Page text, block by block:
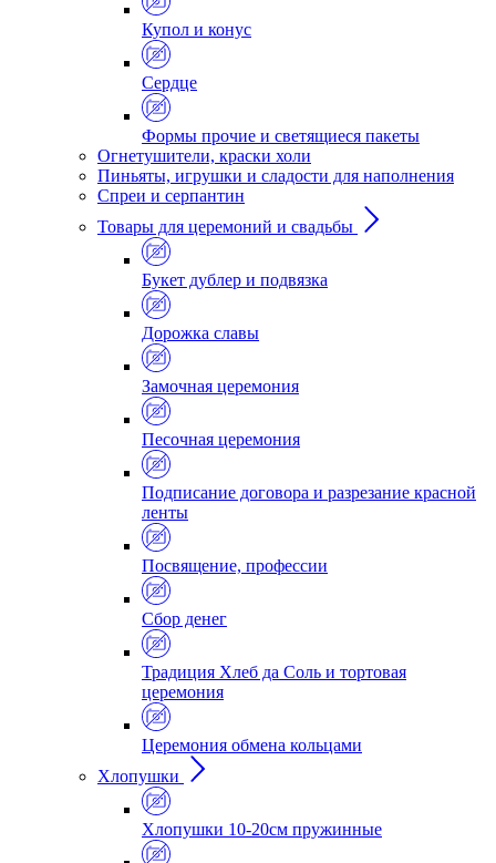
Купол и конус
Сердце
Формы прочие и светящиеся пакеты
Огнетушители, краски холи
Пиньяты, игрушки и сладости для наполнения
Спреи и серпантин
Товары для церемоний и свадьбы
Букет дублер и подвязка
Дорожка славы
Замочная церемония
Песочная церемония
Подписание договора и разрезание красной
ленты
Посвящение, профессии
Сбор денег
Традиция Хлеб да Соль и тортовая
церемония
Церемония обмена кольцами
Хлопушки
Хлопушки 10-20см пружинные